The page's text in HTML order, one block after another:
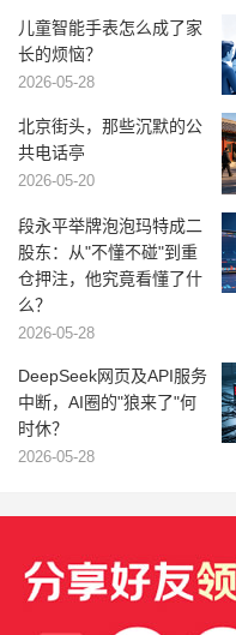
儿童智能手表怎么成了家
长的烦恼？
2026-05-28
北京街头，那些沉默的公
共电话亭
2026-05-20
段永平举牌泡泡玛特成二
股东：从"不懂不碰"到重
仓押注，他究竟看懂了什
么？
2026-05-28
DeepSeek网页及API服务
中断，AI圈的"狼来了"何
时休？
2026-05-28